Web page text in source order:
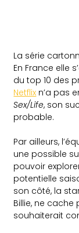
La série
En France elle
du top 10 des
Netflix n’a pas
Sex/Life, son
probable.
Par ailleurs,
une possible
pouvoir
potentielle
son côté, la
Billie, ne cache
souhaiterait